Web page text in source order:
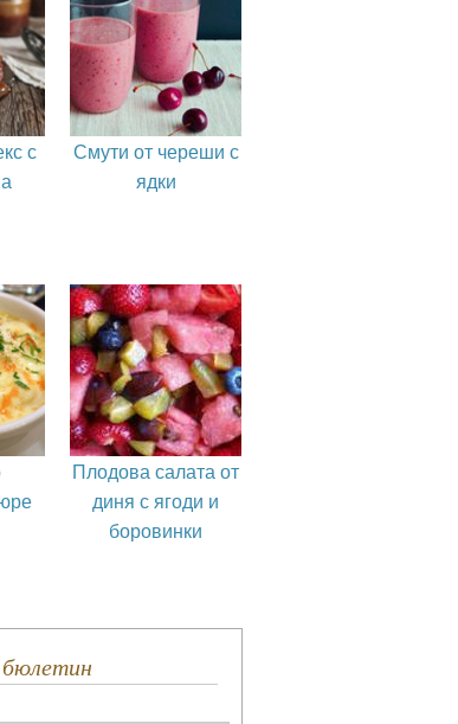
с
Смути от череши с
ядки
Плодова салата от
диня с ягоди и
боровинки
бюлетин